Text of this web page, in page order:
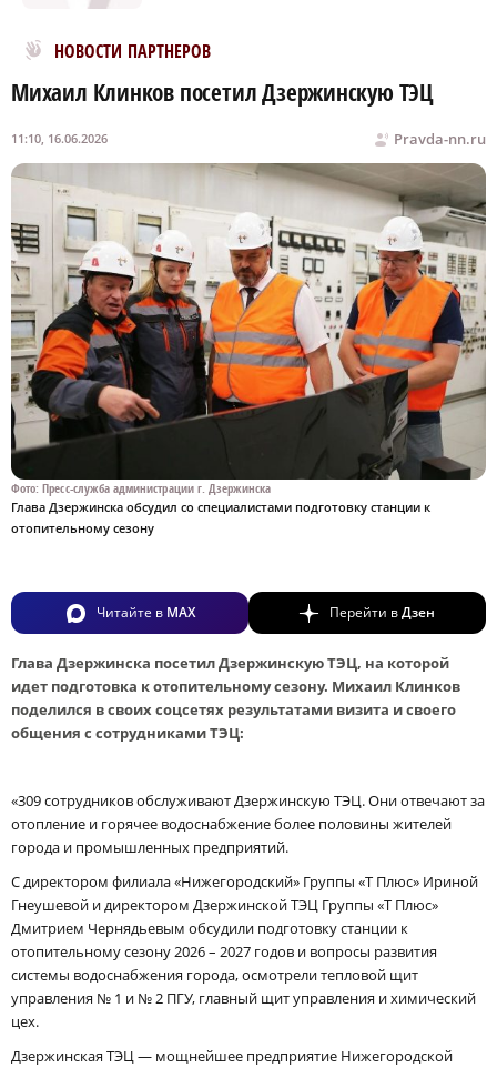
НОВОСТИ ПАРТНЕРОВ
Новости МирТесен
Михаил Клинков посетил Дзержинскую ТЭЦ
Pravda-nn.ru
11:10, 16.06.2026
Фото: Пресс-служба администрации г. Дзержинска
Глава Дзержинска обсудил со специалистами подготовку станции к
отопительному сезону
Читайте в MAX Перейти вДзен
Глава Дзержинска посетил Дзержинскую ТЭЦ, на которой
идет подготовка к отопительному сезону. Михаил Клинков
поделился в своих соцсетях результатами визита и своего
общения с сотрудниками ТЭЦ:
«309 сотрудников обслуживают Дзержинскую ТЭЦ. Они отвечают за
отопление и горячее водоснабжение более половины жителей
города и промышленных предприятий.
С директором филиала «Нижегородский» Группы «Т Плюс» Ириной
Гнеушевой и директором Дзержинской ТЭЦ Группы «Т Плюс»
Дмитрием Чернядьевым обсудили подготовку станции к
отопительному сезону 2026 – 2027 годов и вопросы развития
системы водоснабжения города, осмотрели тепловой щит
управления № 1 и № 2 ПГУ, главный щит управления и химический
цех.
Дзержинская ТЭЦ — мощнейшее предприятие Нижегородской